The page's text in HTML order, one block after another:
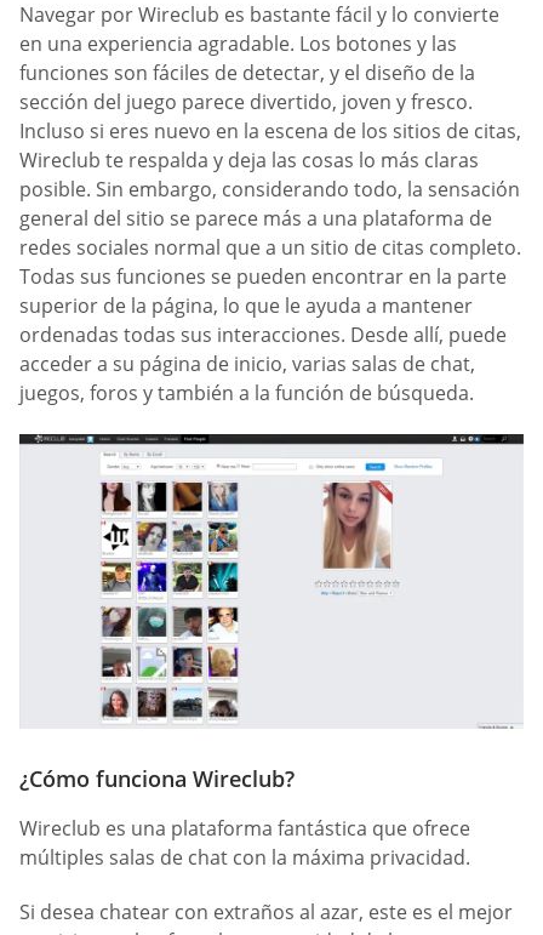
Navegar por Wireclub es bastante fácil y lo convierte
en una experiencia agradable. Los botones y las
funciones son fáciles de detectar, y el diseño de la
sección del juego parece divertido, joven y fresco.
Incluso si eres nuevo en la escena de los sitios de citas,
Wireclub te respalda y deja las cosas lo más claras
posible. Sin embargo, considerando todo, la sensación
general del sitio se parece más a una plataforma de
redes sociales normal que a un sitio de citas completo.
Todas sus funciones se pueden encontrar en la parte
superior de la página, lo que le ayuda a mantener
ordenadas todas sus interacciones. Desde allí, puede
acceder a su página de inicio, varias salas de chat,
juegos, foros y también a la función de búsqueda.
¿Cómo funciona Wireclub?
Wireclub es una plataforma fantástica que ofrece
múltiples salas de chat con la máxima privacidad.
Si desea chatear con extraños al azar, este es el mejor